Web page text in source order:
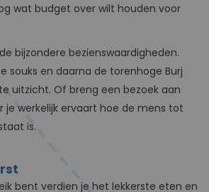
wat budget over wilt houden voor
bijzondere bezienswaardigheden.
souks en daarna de torenhoge Burj
uitzicht. Of breng een bezoek aan
je werkelijk ervaart hoe de mens tot
is.
bent verdien je het lekkerste eten en